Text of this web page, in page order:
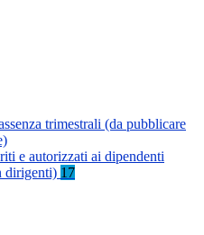
trimestrali (da pubblicare
e autorizzati ai dipendenti
dirigenti) 17